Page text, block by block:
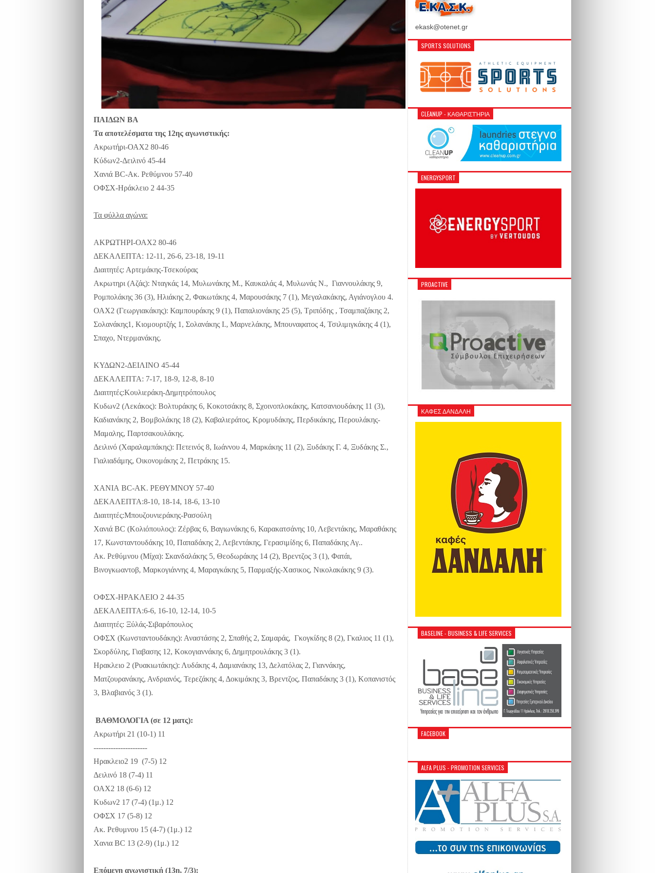
ΠΑΙΔΩΝ ΒΑ
Τα αποτελέσματα της 12ης αγωνιστικής:
Ακρωτήρι-ΟΑΧ2 80-46
Κύδων2-Δειλινό 45-44
Χανιά BC-Ακ. Ρεθύμνου 57-40
ΟΦΣΧ-Ηράκλειο 2 44-35
Τα φύλλα αγώνα:
ΑΚΡΩΤΗΡΙ-ΟΑΧ2 80-46
ΔΕΚΑΛΕΠΤΑ: 12-11, 26-6, 23-18, 19-11
Διαιτητές: Αρτεμάκης-Τσεκούρας
Ακρωτηρι (Αζάς): Νταγκάς 14, Μυλωνάκης Μ., Καυκαλάς 4, Μυλωνάς Ν., Γιαννουλάκης 9,
Ρομπολάκης 36 (3), Ηλιάκης 2, Φακωτάκης 4, Μαρουσάκης 7 (1), Μεγαλακάκης, Αγιάνογλου 4.
ΟΑΧ2 (Γεωργιακάκης): Καμπουράκης 9 (1), Παπαλιονάκης 25 (5), Τριπόδης , Τσαμπαζάκης 2,
Σολανάκης1, Κιομουρτζής 1, Σολανάκης Ι., Μαρνελάκης, Μπουναφατος 4, Τσιλιμιγκάκης 4 (1),
Σπαχο, Ντερμανάκης.
ΚΥΔΩΝ2-ΔΕΙΛΙΝΟ 45-44
ΔΕΚΑΛΕΠΤΑ: 7-17, 18-9, 12-8, 8-10
Διαιτητές:Κουλιεράκη-Δημητρόπουλος
Κυδων2 (Λεκάκος): Βολτυράκης 6, Κοκοτσάκης 8, Σχοινοπλοκάκης, Κατσανιουδάκης 11 (3),
Καδιανάκης 2, Βομβολάκης 18 (2), Καβαλιεράτος, Κρομυδάκης, Περδικάκης, Περουλάκης-
Μαμαλης, Παρτσακουλάκης.
Δειλινό (Χαραλαμπάκης): Πετεινός 8, Ιωάννου 4, Μαρκάκης 11 (2), Ξυδάκης Γ. 4, Ξυδάκης Σ.,
Γιαλιαδάμης, Οικονομάκης 2, Πετράκης 15.
ΧΑΝΙΑ BC-ΑΚ. ΡΕΘΥΜΝΟΥ 57-40
ΔΕΚΑΛΕΠΤΑ:8-10, 18-14, 18-6, 13-10
Διαιτητές:Μπουζουνιεράκης-Ρασούλη
Χανιά BC (Κολιόπουλος): Ζέρβας 6, Βαγιωνάκης 6, Καρακατσάνης 10, Λεβεντάκης, Μαραθάκης
17, Κωνσταντουδάκης 10, Παπαδάκης 2, Λεβεντάκης, Γερασιμίδης 6, Παπαδάκης Αγ..
Ακ. Ρεθύμνου (Μίχα): Σκανδαλάκης 5, Θεοδωράκης 14 (2), Βρεντζος 3 (1), Φατάι,
Βινογκωαντοβ, Μαρκογιάννης 4, Μαραγκάκης 5, Παρμαξής-Χασικος, Νικολακάκης 9 (3).
ΟΦΣΧ-ΗΡΑΚΛΕΙΟ 2 44-35
ΔΕΚΑΛΕΠΤΑ:6-6, 16-10, 12-14, 10-5
Διαιτητές: Ξύλάς-Σιβαρόπουλος
ΟΦΣΧ (Κωνσταντουδάκης): Αναστάσης 2, Σπαθής 2, Σαμαράς, Γκογκίδης 8 (2), Γκαλιος 11 (1),
Σκορδύλης, Γιαβασης 12, Κοκογιαννάκης 6, Δημητρουλάκης 3 (1).
Ηρακλειο 2 (Ρυακιωτάκης): Λυδάκης 4, Δαμιανάκης 13, Δελατόλας 2, Γιαννάκης,
Ματζουρανάκης, Ανδριανός, Τερεζάκης 4, Δοκιμάκης 3, Βρεντζος, Παπαδάκης 3 (1), Κοπανιστός
3, Βλαβιανός 3 (1).
ΒΑΘΜΟΛΟΓΙΑ (σε 12 ματς):
Ακρωτήρι 21 (10-1) 11
----------------------
Ηρακλειο2 19 (7-5) 12
Δειλινό 18 (7-4) 11
ΟΑΧ2 18 (6-6) 12
Κυδων2 17 (7-4) (1μ.) 12
ΟΦΣΧ 17 (5-8) 12
Ακ. Ρεθυμνου 15 (4-7) (1μ.) 12
Χανια BC 13 (2-9) (1μ.) 12
Επόμενη αγωνιστική (13η, 7/3):
ekask@otenet.gr
SPORTS SOLUTIONS
CLEANUP - ΚΑΘΑΡΙΣΤΉΡΙΑ
ENERGYSPORT
PROACTIVE
ΚΑΦΕΣ ΔΑΝΔΑΛΗ
BASELINE - BUSINESS & LIFE SERVICES
FACEBOOK
ALFA PLUS - PROMOTION SERVICES